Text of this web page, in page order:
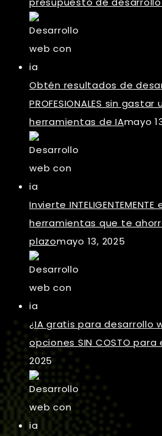
Obtén resultados de
PROFESIONALES sin
herramientas de IAmayo
Invierte INTELIGENTEMENTE
herramientas que te
plazomayo 13, 2025
¿IA gratis para desarrollo
opciones SIN COSTO
2025